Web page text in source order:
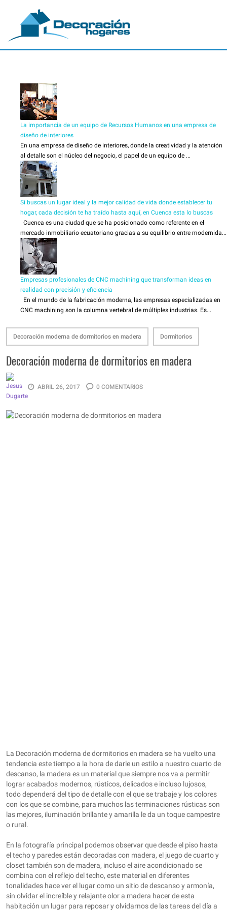
La importancia de un equipo de Recursos Humanos en una empresa de
diseño de interiores
En una empresa de diseño de interiores, donde la creatividad y la atención
al detalle son el núcleo del negocio, el papel de un equipo de ...
Si buscas un lugar ideal y la mejor calidad de vida donde establecer tu
hogar, cada decisión te ha traído hasta aquí, en Cuenca esta lo buscas
Cuenca es una ciudad que se ha posicionado como referente en el
mercado inmobiliario ecuatoriano gracias a su equilibrio entre modernida...
Empresas profesionales de CNC machining que transforman ideas en
realidad con precisión y eficiencia
En el mundo de la fabricación moderna, las empresas especializadas en
CNC machining son la columna vertebral de múltiples industrias. Es...
Decoración moderna de dormitorios en madera Dormitorios
Decoración moderna de dormitorios en madera
ABRIL 26, 2017 0 COMENTARIOS
La Decoración moderna de dormitorios en madera se ha vuelto una
tendencia este tiempo a la hora de darle un estilo a nuestro cuarto de
descanso, la madera es un material que siempre nos va a permitir
lograr acabados modernos, rústicos, delicados e incluso lujosos,
todo dependerá del tipo de detalle con el que se trabaje y los colores
con los que se combine, para muchos las terminaciones rústicas son
las mejores, iluminación brillante y amarilla le da un toque campestre
o rural.
En la fotografía principal podemos observar que desde el piso hasta
el techo y paredes están decoradas con madera, el juego de cuarto y
closet también son de madera, incluso el aire acondicionado se
combina con el reflejo del techo, este material en diferentes
tonalidades hace ver el lugar como un sitio de descanso y armonía,
sin olvidar el increíble y relajante olor a madera hacer de esta
habitación un lugar para reposar y olvidarnos de las tareas del día a